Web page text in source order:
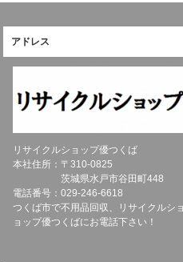
アドレス
リサイクルショップ優つくば
本社住所：〒310-0825
茨城県水戸市谷田町448
電話番号：029-246-6618
つくば市で不用品回収、リサイクルシ
ョップ優つくばにお電話下さい！